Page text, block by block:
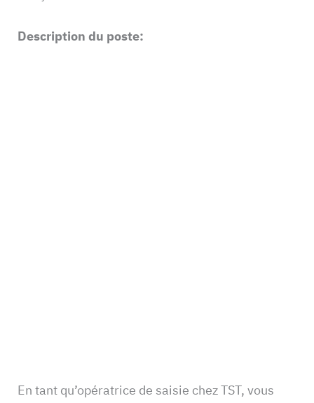
Description du poste:
En tant qu’opératrice de saisie chez TST, vous